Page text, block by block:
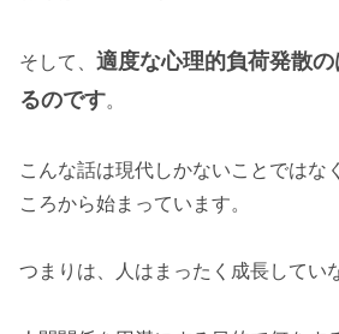
そして、 適度な心理的負荷発散
るのです。
こんな話は現代しかないことではな
ころから始まっています。
つまりは、人はまったく成長してい